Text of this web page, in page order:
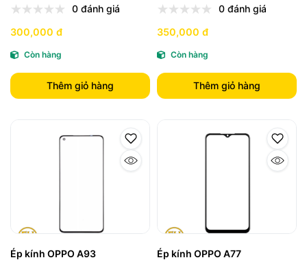
0 đánh giá
300,000 đ
Còn hàng
Thêm giỏ hàng
0 đánh giá
350,000 đ
Còn hàng
Thêm giỏ hàng
Ép kính OPPO A93 Ép kính OPPO A77